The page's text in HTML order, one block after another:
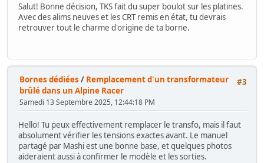
Salut! Bonne décision, TKS fait du super boulot sur les platines.
Avec des alims neuves et les CRT remis en état, tu devrais
retrouver tout le charme d'origine de ta borne.
#3
Bornes dédiées / Remplacement d'un transformateur
brûlé dans un Alpine Racer
Samedi 13 Septembre 2025, 12:44:18 PM
Hello! Tu peux effectivement remplacer le transfo, mais il faut
absolument vérifier les tensions exactes avant. Le manuel
partagé par Mashi est une bonne base, et quelques photos
aideraient aussi à confirmer le modèle et les sorties.